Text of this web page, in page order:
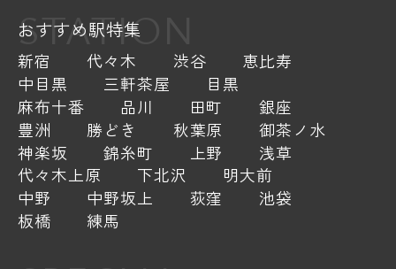
STATION
おすすめ駅特集
新宿 代々木 渋谷
恵比寿
中目黒
三軒茶屋
目黒
麻布十番
品川 田町
銀座
豊洲
勝どき 秋葉原
御茶ノ水
神楽坂
錦糸町 上野
浅草
代々木上原
下北沢
明大前
中野
中野坂上 荻窪
池袋
板橋
練馬